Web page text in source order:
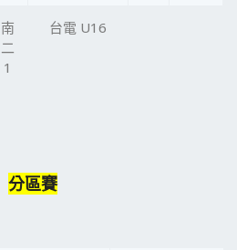
南
二
1
台電 U16
分區賽